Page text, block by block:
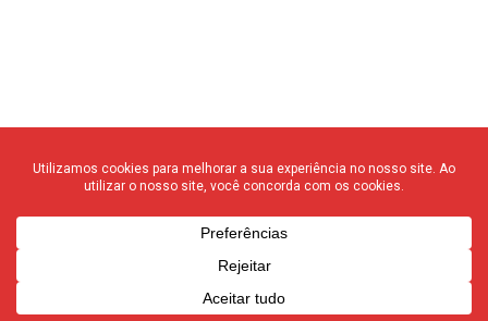
© 2020 F3 Notícias – Todos os direitos reservados
quem somos